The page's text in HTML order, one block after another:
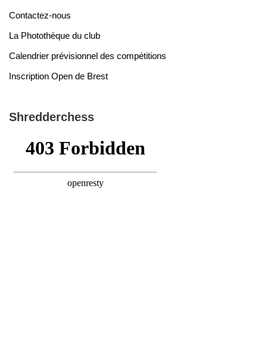
Contactez-nous
La Photothèque du club
Calendrier prévisionnel des compétitions
Inscription Open de Brest
Shredderchess